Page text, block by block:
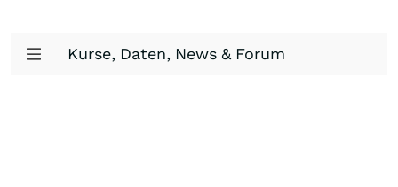
Kurse, Daten, News & Forum